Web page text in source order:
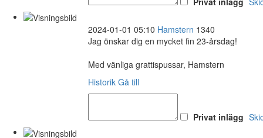
2024-01-01 05:10 Hamstern 1340
Jag önskar dig en mycket fin 23-årsdag!
Med vänliga grattispussar, Hamstern
Historik Gå till
Privat inlägg